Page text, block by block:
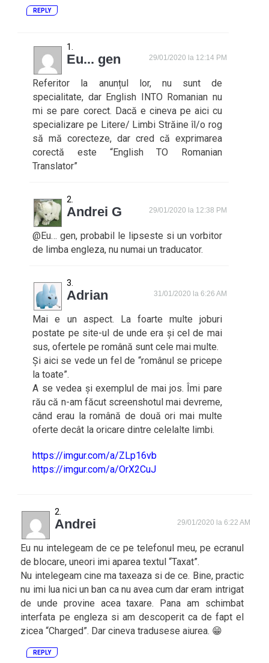
REPLY
Eu... gen 29/01/2020 la 12:14 PM
Referitor la anunțul lor, nu sunt de
specialitate, dar English INTO Romanian nu
mi se pare corect. Dacă e cineva pe aici cu
specializare pe Litere/ Limbi Străine îl/o rog
să mă corecteze, dar cred că exprimarea
corectă este “English TO Romanian
Translator”
Andrei G 29/01/2020 la 12:38 PM
@Eu… gen, probabil le lipseste si un vorbitor
de limba engleza, nu numai un traducator.
Adrian 31/01/2020 la 6:26 AM
Mai e un aspect. La foarte multe joburi
postate pe site-ul de unde era și cel de mai
sus, ofertele pe română sunt cele mai multe.
Și aici se vede un fel de “românul se pricepe
la toate”.
A se vedea și exemplul de mai jos. Îmi pare
rău că n-am făcut screenshotul mai devreme,
când erau la română de două ori mai multe
oferte decât la oricare dintre celelalte limbi.
https://imgur.com/a/ZLp16vb
https://imgur.com/a/OrX2CuJ
Andrei 29/01/2020 la 6:22 AM
Eu nu intelegeam de ce pe telefonul meu, pe ecranul
de blocare, uneori imi aparea textul “Taxat”.
Nu intelegeam cine ma taxeaza si de ce. Bine, practic
nu imi lua nici un ban ca nu avea cum dar eram intrigat
de unde provine acea taxare. Pana am schimbat
interfata pe engleza si am descoperit ca de fapt el
zicea “Charged”. Dar cineva tradusese aiurea. 😁
REPLY